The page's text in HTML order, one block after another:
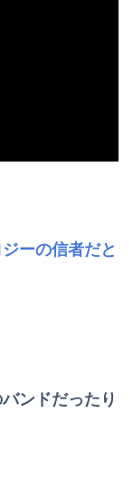
ーの信者だと
ンドだったり